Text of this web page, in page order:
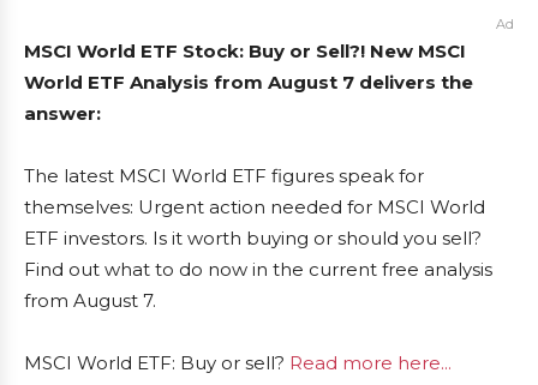
Ad
MSCI World ETF Stock: Buy or Sell?! New MSCI
World ETF Analysis from August 7 delivers the
answer:
The latest MSCI World ETF figures speak for
themselves: Urgent action needed for MSCI World
ETF investors. Is it worth buying or should you sell?
Find out what to do now in the current free analysis
from August 7.
MSCI World ETF: Buy or sell? Read more here...